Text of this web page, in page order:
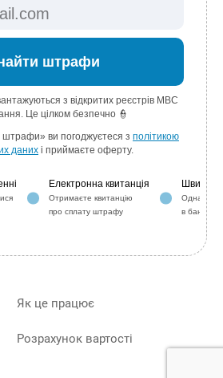
Як це працює
Розрахунок вартості